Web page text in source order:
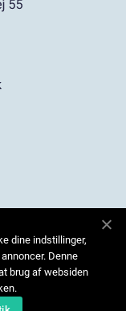
dine indstillinger,
Denne
brug af websiden